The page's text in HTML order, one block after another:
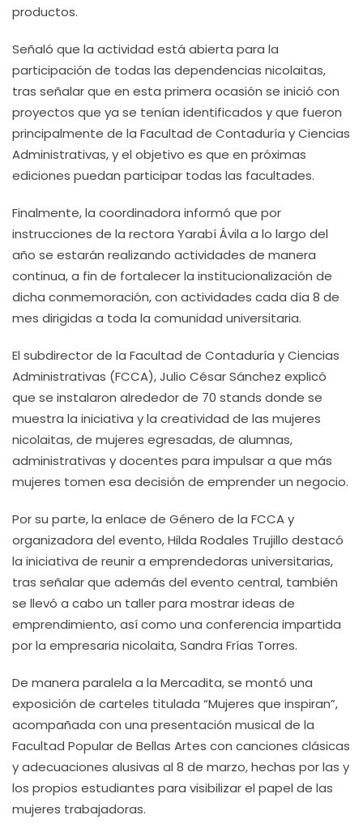
productos.
Señaló que la actividad está abierta para la
participación de todas las dependencias nicolaitas,
tras señalar que en esta primera ocasión se inició con
proyectos que ya se tenían identificados y que fueron
principalmente de la Facultad de Contaduría y Ciencias
Administrativas, y el objetivo es que en próximas
ediciones puedan participar todas las facultades.
Finalmente, la coordinadora informó que por
instrucciones de la rectora Yarabí Ávila a lo largo del
año se estarán realizando actividades de manera
continua, a fin de fortalecer la institucionalización de
dicha conmemoración, con actividades cada día 8 de
mes dirigidas a toda la comunidad universitaria.
El subdirector de la Facultad de Contaduría y Ciencias
Administrativas (FCCA), Julio César Sánchez explicó
que se instalaron alrededor de 70 stands donde se
muestra la iniciativa y la creatividad de las mujeres
nicolaitas, de mujeres egresadas, de alumnas,
administrativas y docentes para impulsar a que más
mujeres tomen esa decisión de emprender un negocio.
Por su parte, la enlace de Género de la FCCA y
organizadora del evento, Hilda Rodales Trujillo destacó
la iniciativa de reunir a emprendedoras universitarias,
tras señalar que además del evento central, también
se llevó a cabo un taller para mostrar ideas de
emprendimiento, así como una conferencia impartida
por la empresaria nicolaita, Sandra Frías Torres.
De manera paralela a la Mercadita, se montó una
exposición de carteles titulada “Mujeres que inspiran”,
acompañada con una presentación musical de la
Facultad Popular de Bellas Artes con canciones clásicas
y adecuaciones alusivas al 8 de marzo, hechas por las y
los propios estudiantes para visibilizar el papel de las
mujeres trabajadoras.